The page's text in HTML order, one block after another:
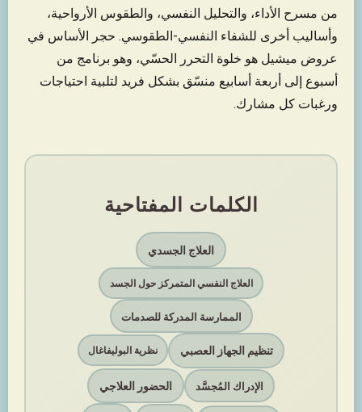
من مسرح الأداء، والتحليل النفسي، والطقوس الأرواحية،
وأساليب أخرى للشفاء النفسي-الطقوسي. حجر الأساس في
عروض ميشيل هو خلوة التحرر الحسّي، وهو برنامج من
أسبوع إلى أربعة أسابيع منسّق بشكل فريد لتلبية احتياجات
ورغبات كل مشارك.
الكلمات المفتاحية
العلاج الجسدي
العلاج النفسي المتمركز حول الجسد
الممارسة المدركة للصدمات
تنظيم الجهاز العصبي نظرية البوليفاغال
الإدراك المُجسَّد الحضور العلاجي